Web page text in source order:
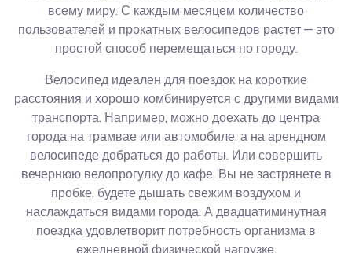
всему миру. С каждым месяцем количество
пользователей и прокатных велосипедов растет — это
простой способ перемещаться по городу.
Велосипед идеален для поездок на короткие
расстояния и хорошо комбинируется с другими видами
транспорта. Например, можно доехать до центра
города на трамвае или автомобиле, а на арендном
велосипеде добраться до работы. Или совершить
вечернюю велопрогулку до кафе. Вы не застрянете в
пробке, будете дышать свежим воздухом и
наслаждаться видами города. А двадцатиминутная
поездка удовлетворит потребность организма в
ежедневной физической нагрузке.